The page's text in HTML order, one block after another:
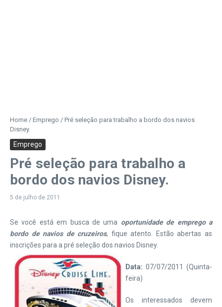
Home / Emprego / Pré seleção para trabalho a bordo dos navios
Disney.
Emprego
Pré seleção para trabalho a
bordo dos navios Disney.
5 de julho de 2011
Se você está em busca de uma oportunidade de emprego a
bordo de navios de cruzeiros, fique atento. Estão abertas as
inscrições para a pré seleção dos navios Disney.
Data: 07/07/2011 (Quinta-
feira)
Os interessados devem